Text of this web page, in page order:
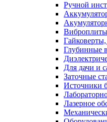
Ручной
Виброплиты
Глубинные
Для дачи и
Заточные
Источники
Лазерное